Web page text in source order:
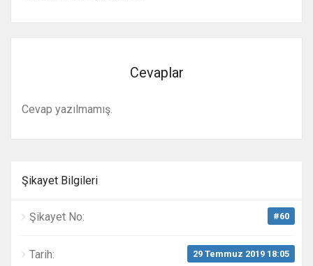
Cevaplar
Cevap yazılmamış.
Şikayet Bilgileri
Şikayet No: #60
Tarih: 29 Temmuz 2019 18:05